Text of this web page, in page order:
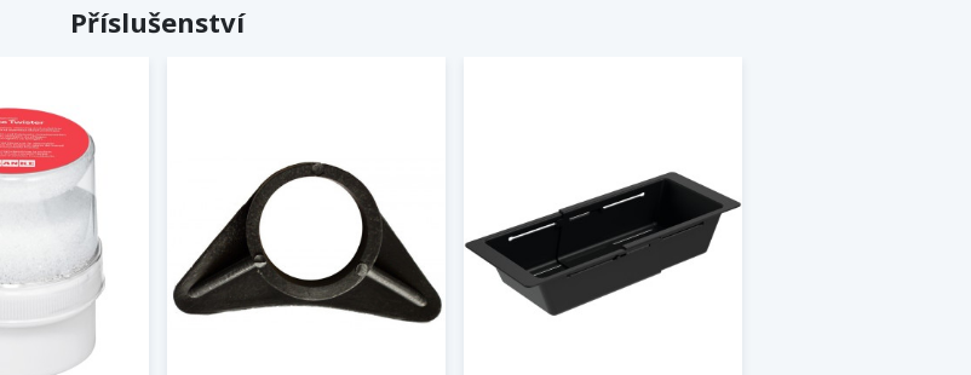
Příslušenství